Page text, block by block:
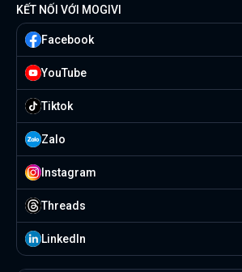
KẾT NỐI VỚI MOGIVI
Facebook
YouTube
Tiktok
Zalo
Instagram
Threads
Linkedln